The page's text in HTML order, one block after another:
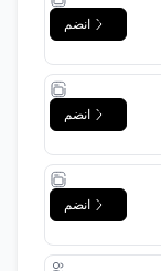
انضم
انضم
انضم